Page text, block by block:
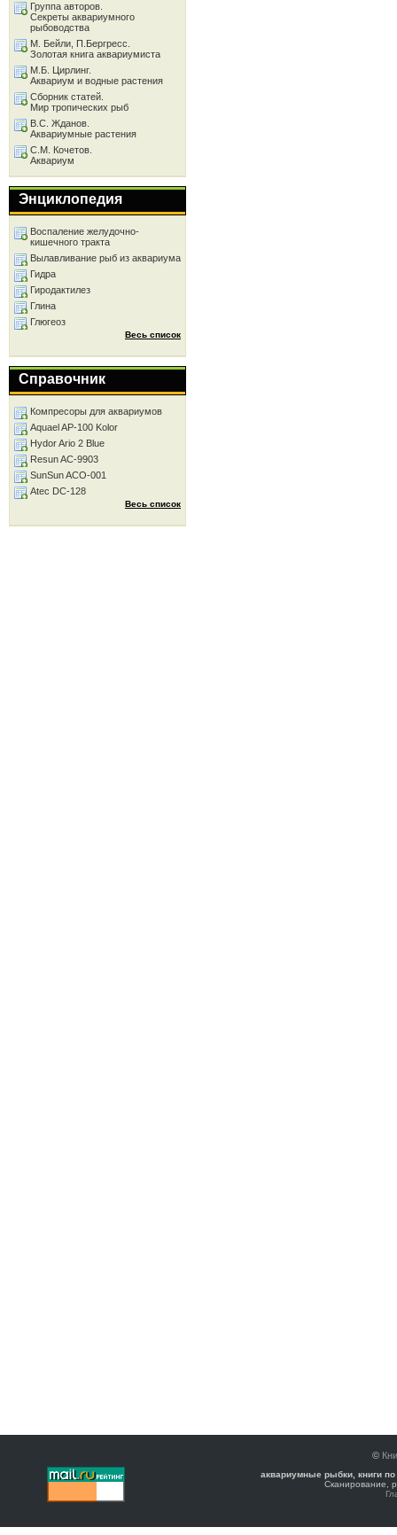
Группа авторов.
Секреты аквариумного
рыбоводства
М. Бейли, П.Бергресс.
Золотая книга аквариумиста
М.Б. Цирлинг.
Аквариум и водные растения
Сборник статей.
Мир тропических рыб
В.С. Жданов.
Аквариумные растения
С.М. Кочетов.
Аквариум
Энциклопедия
Воспаление желудочно-
кишечного тракта
Вылавливание рыб из аквариума
Гидра
Гиродактилез
Глина
Глюгеоз
Весь список
Справочник
Компресоры для аквариумов
Aquael AP-100 Kolor
Hydor Ario 2 Blue
Resun AC-9903
SunSun ACO-001
Atec DC-128
Весь список
©
аквариумные рыбки, книги
Сканирование,